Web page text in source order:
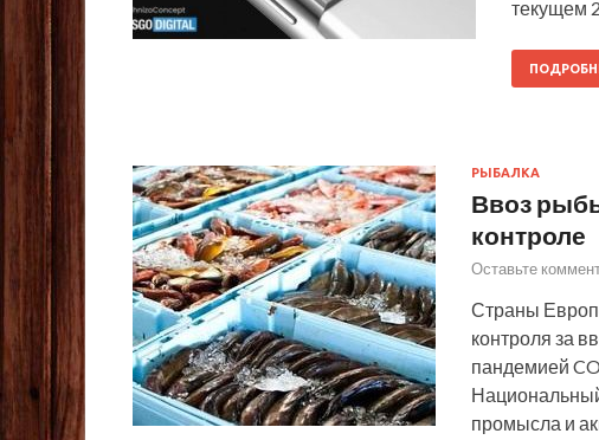
текущем
РЫБАЛКА
Ввоз
контроле
Оставьте
Страны
контроля за
пандемией
промысла и